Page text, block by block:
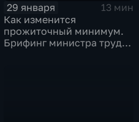
29 января
13 мин
Как изменится
прожиточный минимум.
Брифинг министра труда